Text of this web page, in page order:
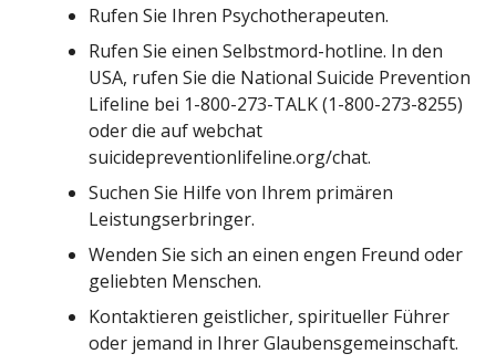
Rufen Sie Ihren Psychotherapeuten.
Rufen Sie einen Selbstmord-hotline. In den
USA, rufen Sie die National Suicide Prevention
Lifeline bei 1-800-273-TALK (1-800-273-8255)
oder die auf webchat
suicidepreventionlifeline.org/chat.
Suchen Sie Hilfe von Ihrem primären
Leistungserbringer.
Wenden Sie sich an einen engen Freund oder
geliebten Menschen.
Kontaktieren geistlicher, spiritueller Führer
oder jemand in Ihrer Glaubensgemeinschaft.